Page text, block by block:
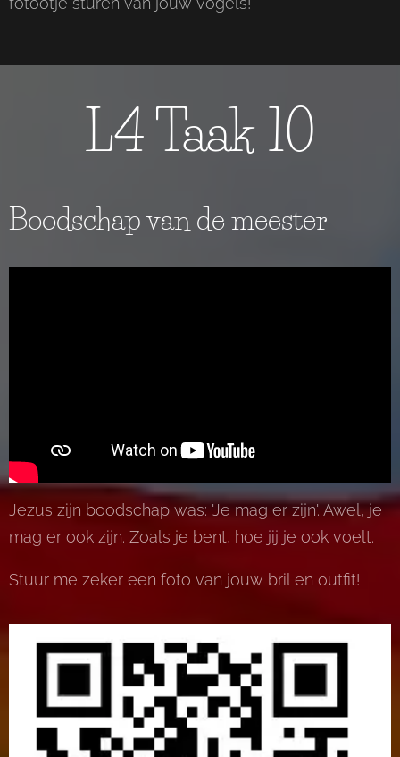
L4 Taak 10
Boodschap van de meester
Jezus zijn boodschap was: 'Je mag er zijn'. Awel, je
mag er ook zijn. Zoals je bent, hoe jij je ook voelt.
Stuur me zeker een foto van jouw bril en outfit!